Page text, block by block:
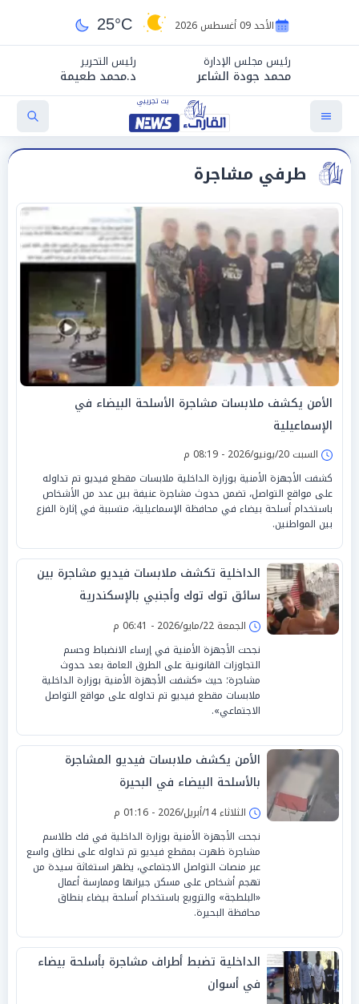
الأحد 09 أغسطس 2026 25°C
رئيس مجلس الإدارة
محمد جودة الشاعر
رئيس التحرير
د.محمد طعيمة
طرفي مشاجرة
الأمن يكشف ملابسات مشاجرة الأسلحة البيضاء في
الإسماعيلية
السبت 20/يونيو/2026 - 08:19 م
كشفت الأجهزة الأمنية بوزارة الداخلية ملابسات مقطع فيديو تم تداوله
على مواقع التواصل، تضمن حدوث مشاجرة عنيفة بين عدد من الأشخاص
باستخدام أسلحة بيضاء في محافظة الإسماعيلية، متسببة في إثارة الفزع
بين المواطنين.
الداخلية تكشف ملابسات فيديو مشاجرة بين
سائق توك توك وأجنبي بالإسكندرية
الجمعة 22/مايو/2026 - 06:41 م
نجحت الأجهزة الأمنية في إرساء الانضباط وحسم
التجاوزات القانونية على الطرق العامة بعد حدوث
مشاجرة؛ حيث «كشفت الأجهزة الأمنية بوزارة الداخلية
ملابسات مقطع فيديو تم تداوله على مواقع التواصل
الاجتماعي».
الأمن يكشف ملابسات فيديو المشاجرة
بالأسلحة البيضاء في البحيرة
الثلاثاء 14/أبريل/2026 - 01:16 م
نجحت الأجهزة الأمنية بوزارة الداخلية في فك طلاسم
مشاجرة ظهرت بمقطع فيديو تم تداوله على نطاق واسع
عبر منصات التواصل الاجتماعي، يظهر استغاثة سيدة من
تهجم أشخاص على مسكن جيرانها وممارسة أعمال
«البلطجة» والترويع باستخدام أسلحة بيضاء بنطاق
محافظة البحيرة.
الداخلية تضبط أطراف مشاجرة بأسلحة بيضاء
في أسوان